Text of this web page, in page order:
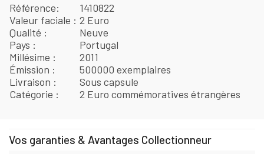
Référence
1410822
Valeur faciale
2 Euro
Qualité
Neuve
Pays
Portugal
Millésime
2011
Émission
500000 exemplaires
Livraison
Sous capsule
Catégorie
2 Euro commémoratives étrangères
Vos garanties & Avantages Collectionneur